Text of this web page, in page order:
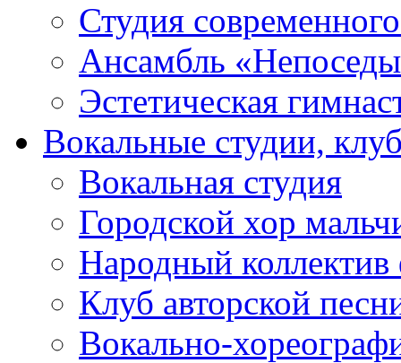
Студия
Ансамбль
Эстетическая
Вокальные студии,
Вокальная студия
Городской хор
Народный коллектив
Клуб авторской
Вокально-